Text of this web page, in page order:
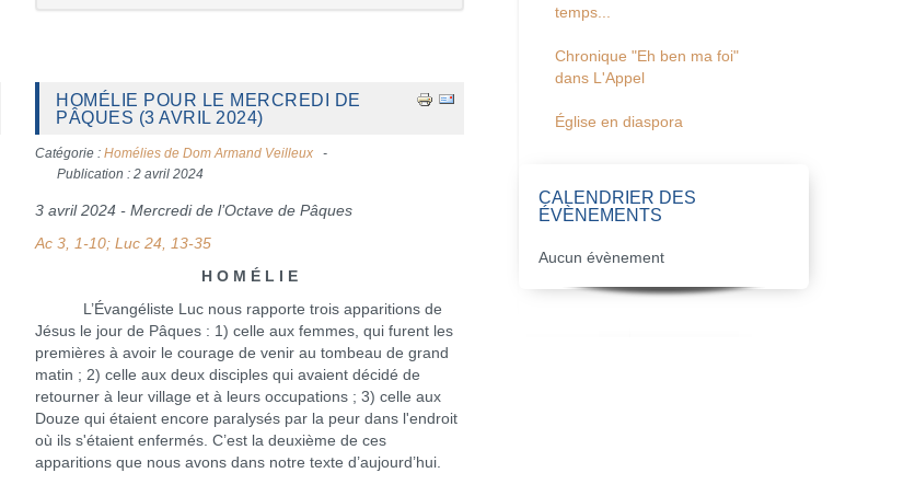
HOMÉLIE POUR LE MERCREDI DE
PÂQUES (3 AVRIL 2024)
Catégorie :Homélies de Dom Armand Veilleux
Publication : 2 avril 2024
3 avril 2024 - Mercredi de l’Octave de Pâques
Ac 3, 1-10; Luc 24, 13-35
H O M É L I E
L’Évangéliste Luc nous rapporte trois apparitions de
Jésus le jour de Pâques : 1) celle aux femmes, qui furent les
premières à avoir le courage de venir au tombeau de grand
matin ; 2) celle aux deux disciples qui avaient décidé de
retourner à leur village et à leurs occupations ; 3) celle aux
Douze qui étaient encore paralysés par la peur dans l'endroit
où ils s'étaient enfermés. C’est la deuxième de ces
apparitions que nous avons dans notre texte d’aujourd’hui.
temps...
Chronique "Eh ben ma foi"
dans L'Appel
Église en diaspora
CALENDRIER DES
ÉVÈNEMENTS
Aucun évènement